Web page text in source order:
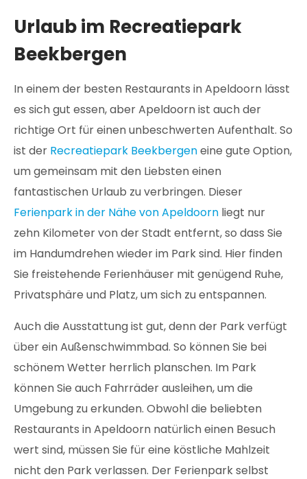
Urlaub im Recreatiepark
Beekbergen
In einem der besten Restaurants in Apeldoorn lässt
es sich gut essen, aber Apeldoorn ist auch der
richtige Ort für einen unbeschwerten Aufenthalt. So
ist der Recreatiepark Beekbergeneine gute Option,
um gemeinsam mit den Liebsten einen
fantastischen Urlaub zu verbringen. Dieser
Ferienpark in der Nähe von Apeldoorn liegt nur
zehn Kilometer von der Stadt entfernt, so dass Sie
im Handumdrehen wieder im Park sind. Hier finden
Sie freistehende Ferienhäuser mit genügend Ruhe,
Privatsphäre und Platz, um sich zu entspannen.
Auch die Ausstattung ist gut, denn der Park verfügt
über ein Außenschwimmbad. So können Sie bei
schönem Wetter herrlich planschen. Im Park
können Sie auch Fahrräder ausleihen, um die
Umgebung zu erkunden. Obwohl die beliebten
Restaurants in Apeldoorn natürlich einen Besuch
wert sind, müssen Sie für eine köstliche Mahlzeit
nicht den Park verlassen. Der Ferienpark selbst